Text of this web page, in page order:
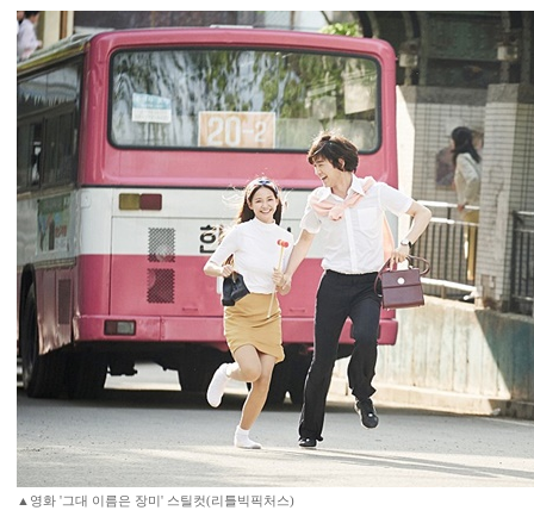
▲영화 '그대 이름은 장미' 스틸컷(리틀빅픽처스)